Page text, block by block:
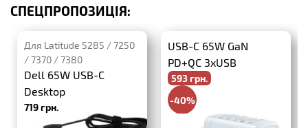
СПЕЦПРОПОЗИЦІЯ:
Для Latitude 5285 / 7250
/ 7370 / 7380
Dell 65W USB-C
Desktop
719 грн.
USB-C 65W GaN
PD+QC 3xUSB
593 грн.
-40%
988 грн.